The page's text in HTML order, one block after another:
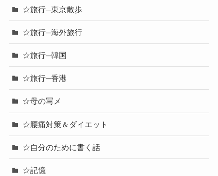
☆旅行─東京散歩
☆旅行─海外旅行
☆旅行─韓国
☆旅行─香港
☆母の写メ
☆腰痛対策＆ダイエット
☆自分のために書く話
☆記憶